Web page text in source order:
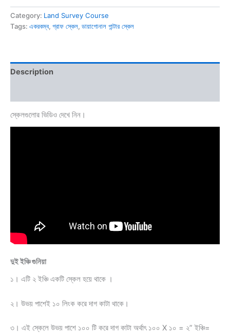
Category: Land Survey Course
Tags: একরকম্ব, গ্রাফ স্কেল, ডায়াগোনাল গান্টার স্কেল
Description
স্কেলগুলোর ভিডিও দেখে নিন।
দুই ইঞ্চি গুনিয়া
১। এটি ২ ইঞ্চি একটি স্কেল হয়ে থাকে ।
২। উভয় পাশেই ১০ লিংক করে দাগ কাটা থাকে।
৩। এই স্কেলে উভয় পাশে ১০০ টি করে দাগ কাটা অর্থাৎ ১০০ X ১০ = ২” ইঞ্চি=